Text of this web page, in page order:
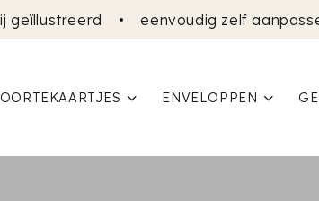
geïllustreerd • eenvoudig zelf
ENVELOPPEN